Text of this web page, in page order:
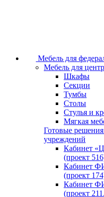
Мебель для
Мебель для
Шкафы
Секции
Тумбы
Столы
Стулья и
Мягкая
Готовые
учреждений
Кабинет
(проект
Кабинет
(проект
Кабинет
(проект